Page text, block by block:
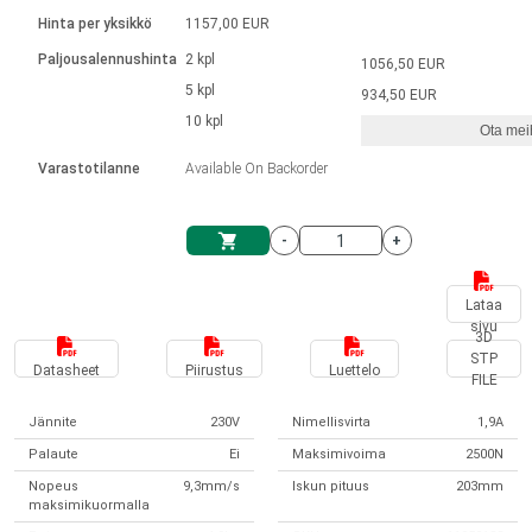
Yksikköjärjestelmä
Solenoidit
integroitu ohjain
Ø 28-42| 1-1400 rpm | <= 290 Ncm
Harjattomat tasavirtamoottorien
Harjatut DC-moottorin ajurit
DPWM-sarja
Askelmoottorien ajurit
Synchronous-Asynchronous | 1-4 toimilaitteelle
Synchronous-Asynchronous | 1-4 toimilaitteelle
Français (EUR)
Norsk (NOK)
Suomi (EUR)
Svenska (SEK)
Hinta per yksikkö
Paljousalennushinta
Varastotilanne
1157,00 EUR
2 kpl
5 kpl
10 kpl
Available On Backorder
1056,50 EUR
934,50 EUR
Ota
- +
Lataa
sivu
Datasheet Piirustus Luettelo
3D
STP
FILE
Jännite 230V Nimellisvirta 1,9A
Palaute Ei Maksimivoima 2500N
Nopeus
maksimikuormalla
9,3mm/s Iskun pituus 203mm